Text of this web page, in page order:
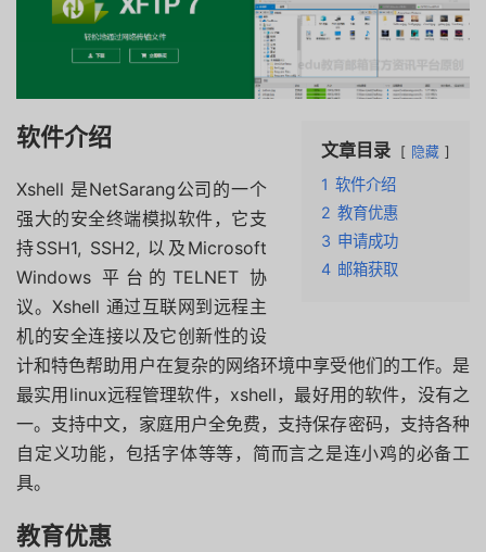
文章目录 隐藏
1 软件介绍
2 教育优惠
3 申请成功
4 邮箱获取
软件介绍
Xshell 是NetSarang公司的一个
强大的安全终端模拟软件，它支
持SSH1, SSH2, 以及Microsoft
Windows 平台的TELNET 协
议。Xshell 通过互联网到远程主
机的安全连接以及它创新性的设
计和特色帮助用户在复杂的网络环境中享受他们的工作。是
最实用linux远程管理软件，xshell，最好用的软件，没有之
一。支持中文，家庭用户全免费，支持保存密码，支持各种
自定义功能，包括字体等等，简而言之是连小鸡的必备工
具。
教育优惠